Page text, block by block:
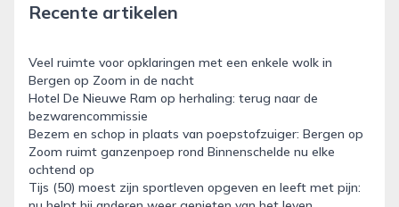
Recente artikelen
Veel ruimte voor opklaringen met een enkele wolk in
Bergen op Zoom in de nacht
Hotel De Nieuwe Ram op herhaling: terug naar de
bezwarencommissie
Bezem en schop in plaats van poepstofzuiger: Bergen op
Zoom ruimt ganzenpoep rond Binnenschelde nu elke
ochtend op
Tijs (50) moest zijn sportleven opgeven en leeft met pijn: